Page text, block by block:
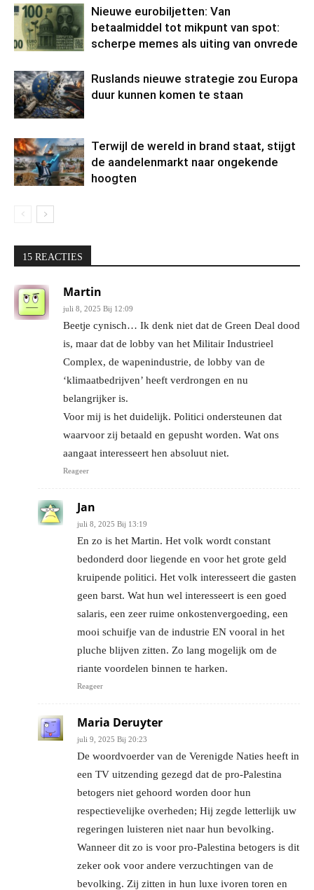
Nieuwe eurobiljetten: Van
betaalmiddel tot mikpunt van spot:
scherpe memes als uiting van onvrede
Ruslands nieuwe strategie zou Europa
duur kunnen komen te staan
Terwijl de wereld in brand staat, stijgt
de aandelenmarkt naar ongekende
hoogten
15 REACTIES
Martin
juli 8, 2025 Bij 12:09
Beetje cynisch… Ik denk niet dat de Green Deal dood
is, maar dat de lobby van het Militair Industrieel
Complex, de wapenindustrie, de lobby van de
‘klimaatbedrijven’ heeft verdrongen en nu
belangrijker is.
Voor mij is het duidelijk. Politici ondersteunen dat
waarvoor zij betaald en gepusht worden. Wat ons
aangaat interesseert hen absoluut niet.
Reageer
Jan
juli 8, 2025 Bij 13:19
En zo is het Martin. Het volk wordt constant
bedonderd door liegende en voor het grote geld
kruipende politici. Het volk interesseert die gasten
geen barst. Wat hun wel interesseert is een goed
salaris, een zeer ruime onkostenvergoeding, een
mooi schuifje van de industrie EN vooral in het
pluche blijven zitten. Zo lang mogelijk om de
riante voordelen binnen te harken.
Reageer
Maria Deruyter
juli 9, 2025 Bij 20:23
De woordvoerder van de Verenigde Naties heeft in
een TV uitzending gezegd dat de pro-Palestina
betogers niet gehoord worden door hun
respectievelijke overheden; Hij zegde letterlijk uw
regeringen luisteren niet naar hun bevolking.
Wanneer dit zo is voor pro-Palestina betogers is dit
zeker ook voor andere verzuchtingen van de
bevolking. Zij zitten in hun luxe ivoren toren en